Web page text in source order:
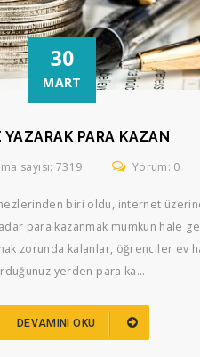
30
MART
YAZARAK PARA KAZAN
sayısı: 7319 Yorum: 0
biri oldu, internet
para kazanmak mümkün hale
zorunda kalanlar, öğrenciler ev
yerden para ka...
DEVAMINI OKU